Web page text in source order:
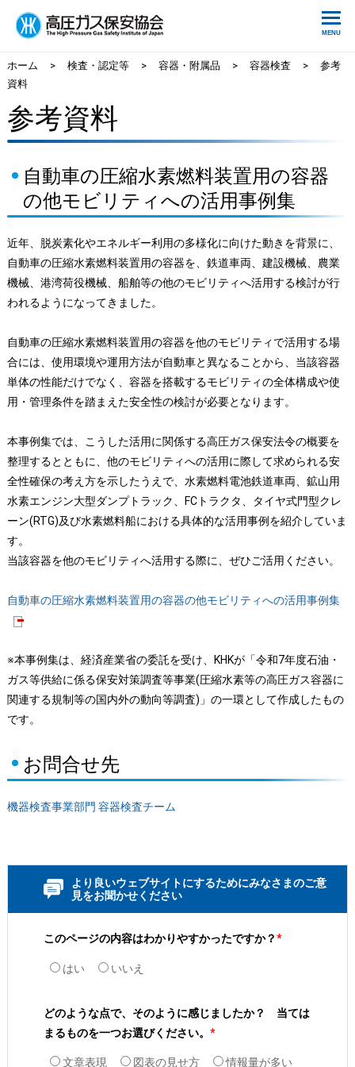
ホーム > 検査・認定等 > 容器・附属品 > 容器検査 >
参考
資料
参考資料
自動車の圧縮水素燃料装置用の容器
の他モビリティへの活用事例集
近年、脱炭素化やエネルギー利用の多様化に向けた動きを背景に、
自動車の圧縮水素燃料装置用の容器を、鉄道車両、建設機械、農業
機械、港湾荷役機械、船舶等の他のモビリティへ活用する検討が行
われるようになってきました。
自動車の圧縮水素燃料装置用の容器を他のモビリティで活用する場
合には、使用環境や運用方法が自動車と異なることから、当該容器
単体の性能だけでなく、容器を搭載するモビリティの全体構成や使
用・管理条件を踏まえた安全性の検討が必要となります。
本事例集では、こうした活用に関係する高圧ガス保安法令の概要を
整理するとともに、他のモビリティへの活用に際して求められる安
全性確保の考え方を示したうえで、水素燃料電池鉄道車両、鉱山用
水素エンジン大型ダンプトラック、FCトラクタ、タイヤ式門型クレ
ーン(RTG)及び水素燃料船における具体的な活用事例を紹介していま
す。
当該容器を他のモビリティへ活用する際に、ぜひご活用ください。
自動車の圧縮水素燃料装置用の容器の他モビリティへの活用事例集
※本事例集は、経済産業省の委託を受け、KHKが「令和7年度石油・
ガス等供給に係る保安対策調査等事業(圧縮水素等の高圧ガス容器に
関連する規制等の国内外の動向等調査)」の一環として作成したもの
です。
お問合せ先
機器検査事業部門 容器検査チーム
より良いウェブサイトにするためにみなさまのご意
見をお聞かせください
このページの内容はわかりやすかったですか？*
はい いいえ
どのような点で、そのように感じましたか？ 当ては
まるものを一つお選びください。 *
文章表現 図表の見せ方 情報量が多い